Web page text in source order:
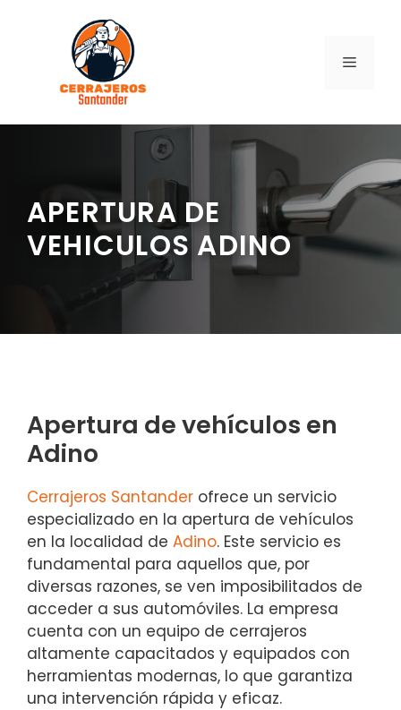
contenido
MENÚ
APERTURA DE
VEHICULOS ADINO
Apertura de vehículos en
Adino
Cerrajeros Santander ofrece un servicio
especializado en la apertura de vehículos
en la localidad de Adino. Este servicio es
fundamental para aquellos que, por
diversas razones, se ven imposibilitados de
acceder a sus automóviles. La empresa
cuenta con un equipo de cerrajeros
altamente capacitados y equipados con
herramientas modernas, lo que garantiza
una intervención rápida y eficaz.